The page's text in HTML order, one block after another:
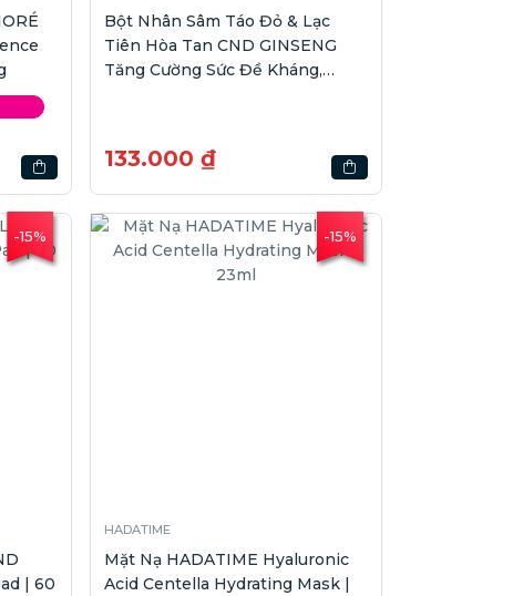
Bột Nhân Sâm Táo Đỏ & Lạc
Tiên Hòa Tan CND GINSENG
Tăng Cường Sức Đề Kháng,
133.000 ₫
-15%
| 60
-15%
HADATIME
Mặt Nạ HADATIME Hyaluronic
Acid Centella Hydrating Mask |